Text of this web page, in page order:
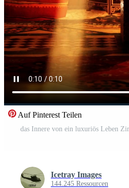
Auf Pinterest Teilen
das Innere von ein luxuriös Leben
Icetray Images
144.245 Ressourcen